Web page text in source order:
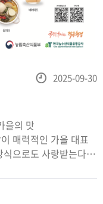
을의 맛
매력적인 가을 대표
으로도 사랑받는다.
과즙으로 가을을
등
2025-09-30